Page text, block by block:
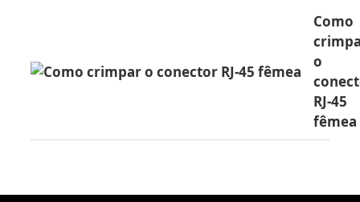
Como
o
RJ-45
fêmea